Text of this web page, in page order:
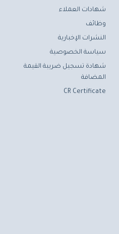
شهادات العملاء
وظائف
النشرات الإخبارية
سياسة الخصوصية
شهادة تسجيل ضريبة القيمة
المضافة
CR Certificate